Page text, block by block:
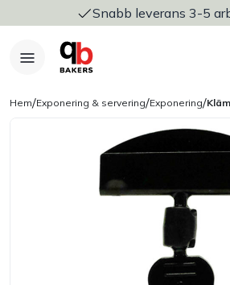
Snabb leverans 3-5
Bageriplåtar & bakformar
Hem/Exponering & servering/Exponering/